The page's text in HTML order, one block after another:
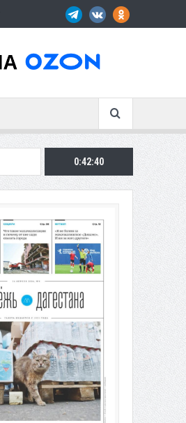
0:42:42